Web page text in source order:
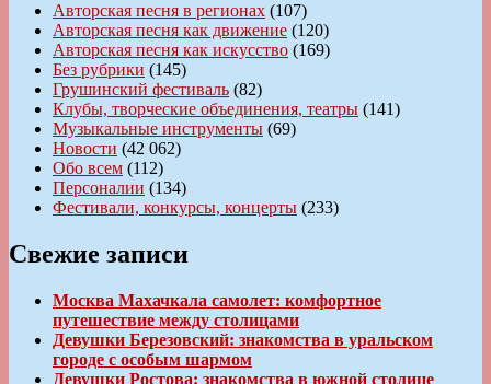
Авторская песня в регионах (107)
Авторская песня как движение (120)
Авторская песня как искусство (169)
Без рубрики (145)
Грушинский фестиваль (82)
Клубы, творческие объединения, театры (141)
Музыкальные инструменты (69)
Новости (42 062)
Обо всем (112)
Персоналии (134)
Фестивали, конкурсы, концерты (233)
Свежие записи
Москва Махачкала самолет: комфортное
путешествие между столицами
Девушки Березовский: знакомства в уральском
городе с особым шармом
Девушки Ростова: знакомства в южной столице